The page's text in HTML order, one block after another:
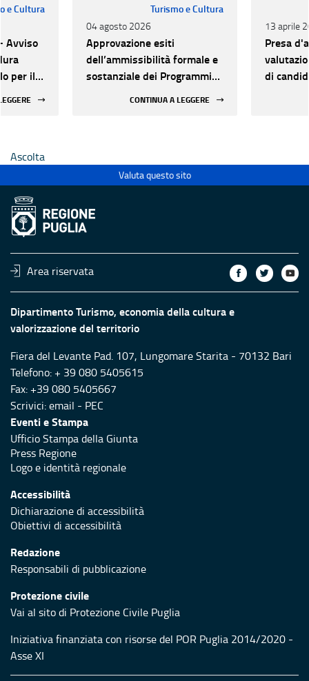
e Cultura
Avviso
per il
Turismo e Cultura
04 agosto 2026
Approvazione esiti
dell’ammissibilità formale e
sostanziale dei Programmi
CONTINUA A LEGGERE
13 aprile
Presa
di
Ascolta
Valuta questo sito
Area riservata
Dipartimento Turismo, economia della cultura e
valorizzazione del territorio
Fiera del Levante Pad. 107, Lungomare Starita - 70132 Bari
Telefono: + 39 080 5405615
Fax: +39 080 5405667
Scrivici:email - PEC
Eventi e Stampa
Ufficio Stampa della Giunta
Press Regione
Logo e identità regionale
Accessibilità
Dichiarazione di accessibilità
Obiettivi di accessibilità
Redazione
Responsabili di pubblicazione
Protezione civile
Vai al sito di Protezione Civile Puglia
Iniziativa finanziata con risorse del POR Puglia 2014/2020 -
Asse XI